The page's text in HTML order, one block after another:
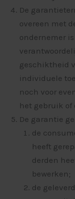
De
overeen met
ondernemer
geschiktheid
individuele
noch voor
het gebruik of
De garantie
de
heeft
derden
bewerken;
de